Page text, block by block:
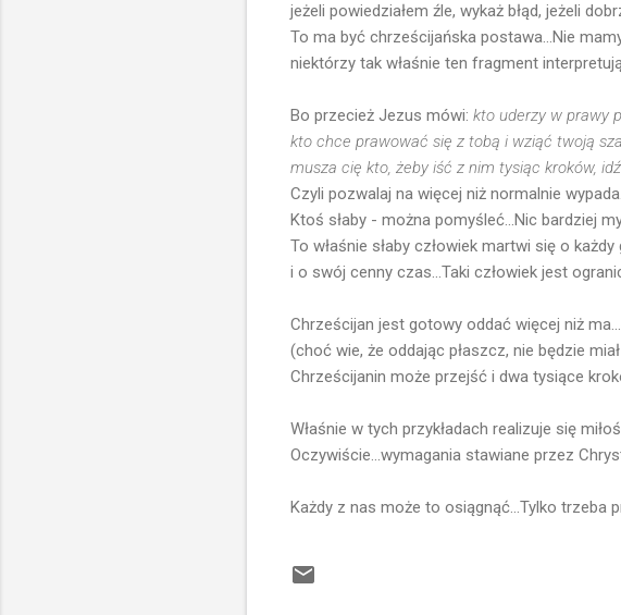
jeżeli powiedziałem źle, wykaż błąd, jeżeli
To ma być chrześcijańska postawa...Nie
niektórzy tak właśnie ten fragment
Bo przecież Jezus mówi: kto uderzy w prawy
kto chce prawować się z tobą i wziąć twoją
musza cię kto, żeby iść z nim tysiąc kroków,
Czyli pozwalaj na więcej niż normalnie
Ktoś słaby - można pomyśleć...Nic bardziej
To właśnie słaby człowiek martwi się o
i o swój cenny czas...Taki człowiek jest
Chrześcijan jest gotowy oddać więcej niż
(choć wie, że oddając płaszcz, nie będzie
Chrześcijanin może przejść i dwa tysiące
Właśnie w tych przykładach realizuje się
Oczywiście...wymagania stawiane przez
Każdy z nas może to osiągnąć...Tylko trzeba